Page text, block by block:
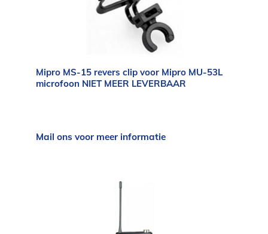
Mipro MS-15 revers clip voor Mipro MU-53L
microfoon NIET MEER LEVERBAAR
Mail ons voor meer informatie